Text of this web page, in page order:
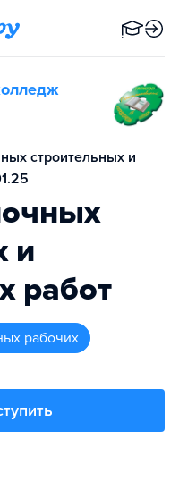
строительных и
и
работ
рабочих